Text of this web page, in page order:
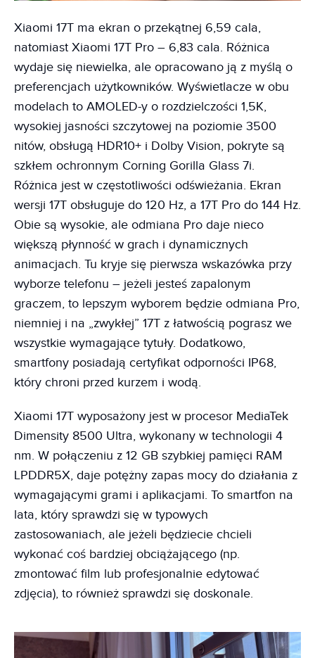
Xiaomi 17T ma ekran o przekątnej 6,59 cala,
natomiast Xiaomi 17T Pro – 6,83 cala. Różnica
wydaje się niewielka, ale opracowano ją z myślą o
preferencjach użytkowników. Wyświetlacze w obu
modelach to AMOLED-y o rozdzielczości 1,5K,
wysokiej jasności szczytowej na poziomie 3500
nitów, obsługą HDR10+ i Dolby Vision, pokryte są
szkłem ochronnym Corning Gorilla Glass 7i.
Różnica jest w częstotliwości odświeżania. Ekran
wersji 17T obsługuje do 120 Hz, a 17T Pro do 144 Hz.
Obie są wysokie, ale odmiana Pro daje nieco
większą płynność w grach i dynamicznych
animacjach. Tu kryje się pierwsza wskazówka przy
wyborze telefonu – jeżeli jesteś zapalonym
graczem, to lepszym wyborem będzie odmiana Pro,
niemniej i na „zwykłej” 17T z łatwością pograsz we
wszystkie wymagające tytuły. Dodatkowo,
smartfony posiadają certyfikat odporności IP68,
który chroni przed kurzem i wodą.
Xiaomi 17T wyposażony jest w procesor MediaTek
Dimensity 8500 Ultra, wykonany w technologii 4
nm. W połączeniu z 12 GB szybkiej pamięci RAM
LPDDR5X, daje potężny zapas mocy do działania z
wymagającymi grami i aplikacjami. To smartfon na
lata, który sprawdzi się w typowych
zastosowaniach, ale jeżeli będziecie chcieli
wykonać coś bardziej obciążającego (np.
zmontować film lub profesjonalnie edytować
zdjęcia), to również sprawdzi się doskonale.